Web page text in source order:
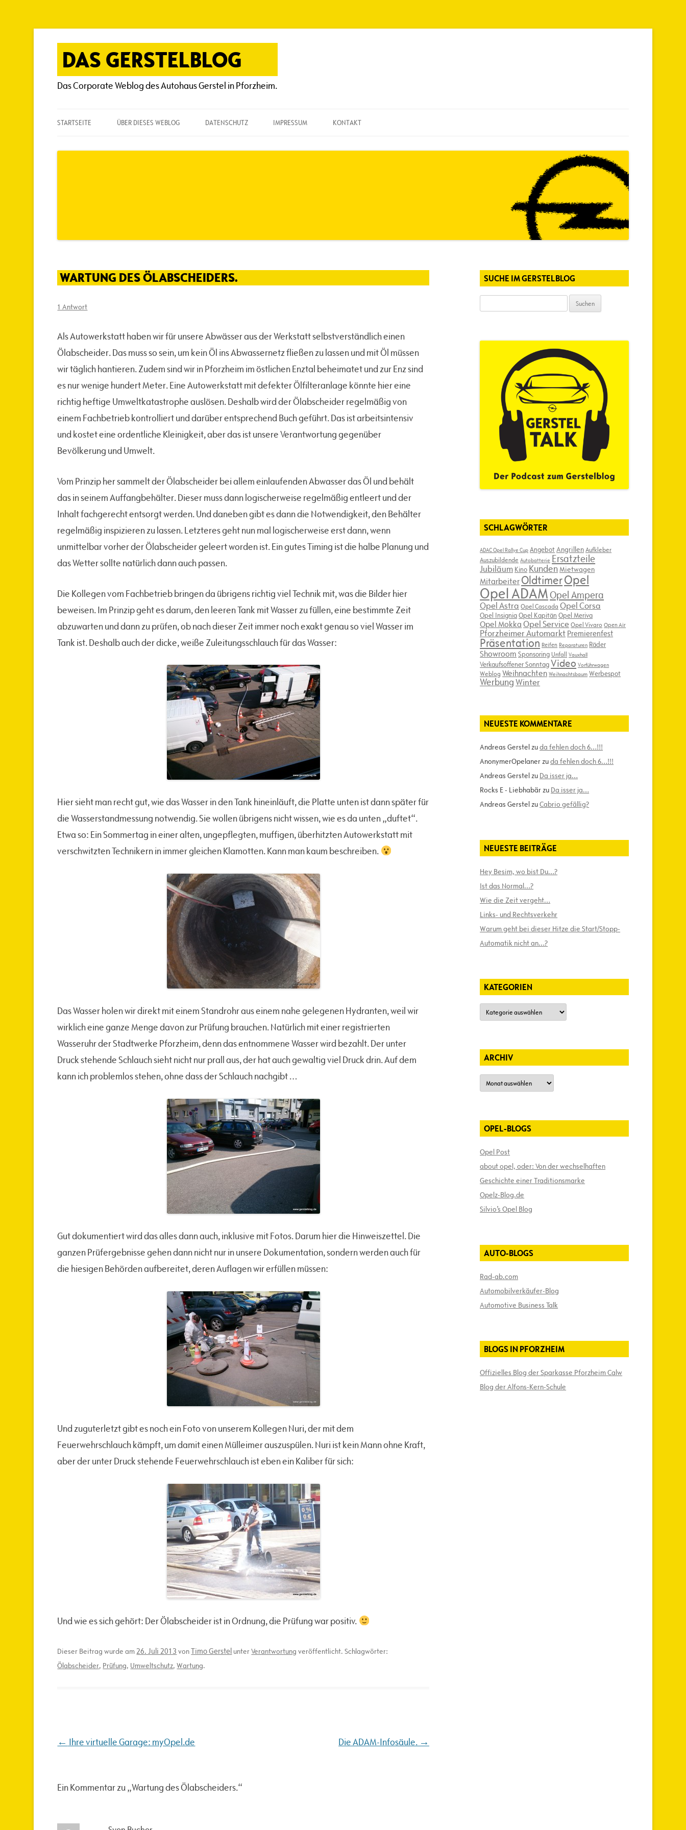
Zum
Inhalt
DAS GERSTELBLOG
Das Corporate Weblog des Autohaus Gerstel in Pforzheim.
STARTSEITE ÜBER DIESES WEBLOG DATENSCHUTZ IMPRESSUM KONTAKT
WARTUNG DES ÖLABSCHEIDERS.
1 Antwort
Als Autowerkstatt haben wir für unsere Abwässer aus der Werkstatt selbstverständlich einen
Ölabscheider. Das muss so sein, um kein Öl ins Abwassernetz fließen zu lassen und mit Öl müssen
wir täglich hantieren. Zudem sind wir in Pforzheim im östlichen Enztal beheimatet und zur Enz sind
es nur wenige hundert Meter. Eine Autowerkstatt mit defekter Ölfilteranlage könnte hier eine
richtig heftige Umweltkatastrophe auslösen. Deshalb wird der Ölabscheider regelmäßig von
einem Fachbetrieb kontrolliert und darüber entsprechend Buch geführt. Das ist arbeitsintensiv
und kostet eine ordentliche Kleinigkeit, aber das ist unsere Verantwortung gegenüber
Bevölkerung und Umwelt.
Vom Prinzip her sammelt der Ölabscheider bei allem einlaufenden Abwasser das Öl und behält
das in seinem Auffangbehälter. Dieser muss dann logischerweise regelmäßig entleert und der
Inhalt fachgerecht entsorgt werden. Und daneben gibt es dann die Notwendigkeit, den Behälter
regelmäßig inspizieren zu lassen. Letzteres geht nun mal logischerweise erst dann, wenn
unmittelbar vorher der Ölabscheider geleert worden ist. Ein gutes Timing ist die halbe Planung und
das Wetter sollte natürlich dann auch passen.
Die Kollegen vom Fachbetrieb bringen da übrigens richtig viel Technik mit, was die Bilder hier
beweisen. Im Prinzip geht es darum, den leeren Tank mit Wasser zu füllen, eine bestimmte Zeit
abzuwarten und dann zu prüfen, ob nach dieser Zeit immer noch exakt genau so viel Wasser im
Tank ist. Deshalb auch der dicke, weiße Zuleitungsschlauch für das Wasser:
Hier sieht man recht gut, wie das Wasser in den Tank hineinläuft, die Platte unten ist dann später für
die Wasserstandmessung notwendig. Sie wollen übrigens nicht wissen, wie es da unten „duftet“.
Etwa so: Ein Sommertag in einer alten, ungepflegten, muffigen, überhitzten Autowerkstatt mit
verschwitzten Technikern in immer gleichen Klamotten. Kann man kaum beschreiben.
Das Wasser holen wir direkt mit einem Standrohr aus einem nahe gelegenen Hydranten, weil wir
wirklich eine ganze Menge davon zur Prüfung brauchen. Natürlich mit einer registrierten
Wasseruhr der Stadtwerke Pforzheim, denn das entnommene Wasser wird bezahlt. Der unter
Druck stehende Schlauch sieht nicht nur prall aus, der hat auch gewaltig viel Druck drin. Auf dem
kann ich problemlos stehen, ohne dass der Schlauch nachgibt …
Gut dokumentiert wird das alles dann auch, inklusive mit Fotos. Darum hier die Hinweiszettel. Die
ganzen Prüfergebnisse gehen dann nicht nur in unsere Dokumentation, sondern werden auch für
die hiesigen Behörden aufbereitet, deren Auflagen wir erfüllen müssen:
Und zuguterletzt gibt es noch ein Foto von unserem Kollegen Nuri, der mit dem
Feuerwehrschlauch kämpft, um damit einen Mülleimer auszuspülen. Nuri ist kein Mann ohne Kraft,
aber der unter Druck stehende Feuerwehrschlauch ist eben ein Kaliber für sich:
Und wie es sich gehört: Der Ölabscheider ist in Ordnung, die Prüfung war positiv.
Dieser Beitrag wurde am26. Juli 2013 vonTimo Gerstel unterVerantwortung veröffentlicht. Schlagwörter:
Ölabscheider, Prüfung, Umweltschutz,Wartung.
Beitragsnavigation
← Ihre virtuelle Garage: myOpel.de Die ADAM-Infosäule. →
Ein Kommentar zu „Wartung des Ölabscheiders.“
SUCHE IM GERSTELBLOG
nach:
SCHLAGWÖRTER
ADAC Opel Rallye Cup AngebotAngrillenAufkleber
Auszubildende Autobatterie Ersatzteile
Jubiläum Kino Kunden Mietwagen
Mitarbeiter OldtimerOpel
Opel ADAM Opel Ampera
Opel Astra Opel Cascada Opel Corsa
Opel InsigniaOpel Kapitän Opel Meriva
Opel Mokka Opel ServiceOpel Vivaro Open Air
Pforzheimer Automarkt Premierenfest
Präsentation Reifen Reparaturen Räder
Showroom Sponsoring Unfall Vauxhall
Verkaufsoffener SonntagVideo Vorführwagen
Weblog Weihnachten Weihnachtsbaum Werbespot
WerbungWinter
NEUESTE KOMMENTARE
Andreas Gerstelzuda fehlen doch 6…!!!
AnonymerOpelanerzuda fehlen doch 6…!!!
Andreas Gerstelzu Da isser ja…
Rocks E - Liebhabärzu Da isser ja…
Andreas GerstelzuCabrio gefällig?
NEUESTE BEITRÄGE
Hey Besim, wo bist Du…?
Ist das Normal…?
Wie die Zeit vergeht…
Links- und Rechtsverkehr
Warum geht bei dieser Hitze die Start/Stopp-
Automatik nicht an…?
KATEGORIEN
Kategorien
ARCHIV
Archiv
OPEL-BLOGS
Opel Post
about opel, oder: Von der wechselhaften
Geschichte einer Traditionsmarke
Opelz-Blog.de
Silvio’s Opel Blog
AUTO-BLOGS
Rad-ab.com
Automobilverkäufer-Blog
Automotive Business Talk
BLOGS IN PFORZHEIM
Offizielles Blog der Sparkasse Pforzheim Calw
Blog der Alfons-Kern-Schule